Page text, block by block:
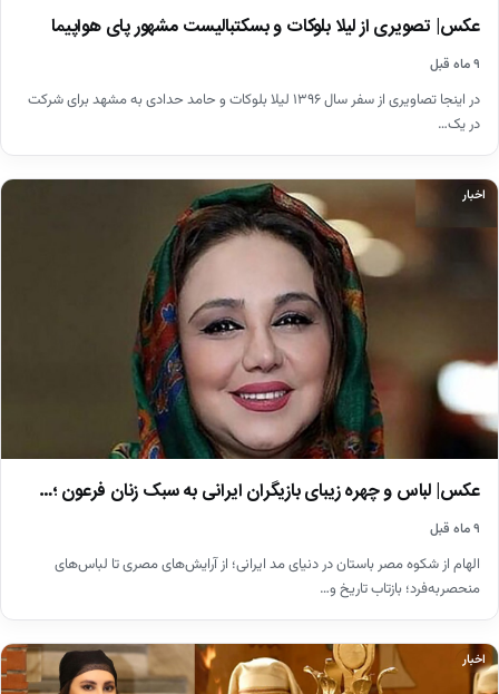
عکس| تصویری از لیلا بلوکات و بسکتبالیست مشهور پای هواپیما
۹ ماه قبل
در اینجا تصاویری از سفر سال ۱۳۹۶ لیلا بلوکات و حامد حدادی به مشهد برای شرکت
در یک…
اخبار
عکس| لباس و چهره زیبای بازیگران ایرانی به سبک زنان فرعون ؛…
۹ ماه قبل
الهام از شکوه مصر باستان در دنیای مد ایرانی؛ از آرایش‌های مصری تا لباس‌های
منحصربه‌فرد؛ بازتاب تاریخ و…
اخبار